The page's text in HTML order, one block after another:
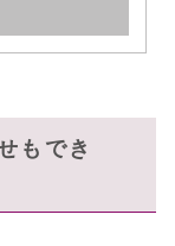
もでき